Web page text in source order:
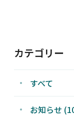
カテゴリー
すべて
お知らせ